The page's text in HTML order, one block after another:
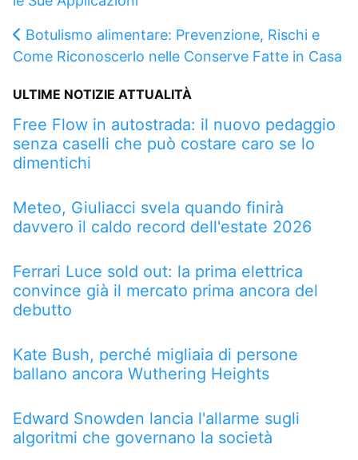
Botulismo alimentare: Prevenzione, Rischi e
Come Riconoscerlo nelle Conserve Fatte in Casa
ULTIME NOTIZIE ATTUALITÀ
Free Flow in autostrada: il nuovo pedaggio
senza caselli che può costare caro se lo
dimentichi
Meteo, Giuliacci svela quando finirà
davvero il caldo record dell'estate 2026
Ferrari Luce sold out: la prima elettrica
convince già il mercato prima ancora del
debutto
Kate Bush, perché migliaia di persone
ballano ancora Wuthering Heights
Edward Snowden lancia l'allarme sugli
algoritmi che governano la società